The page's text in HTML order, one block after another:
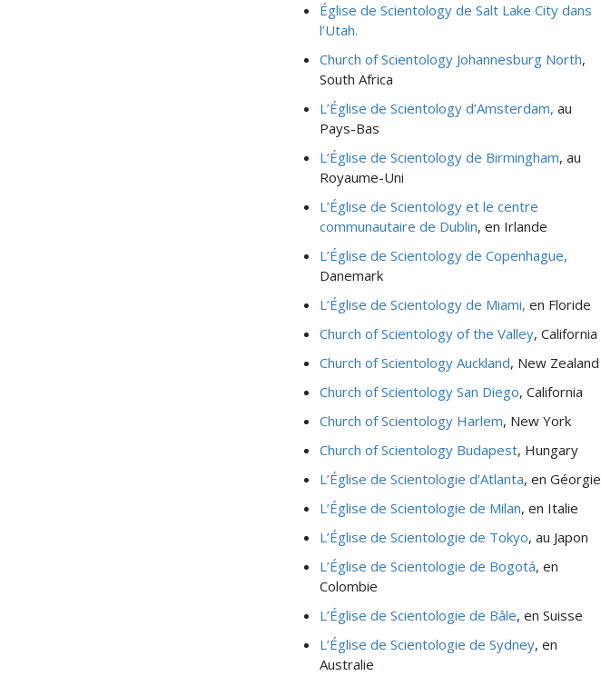
Église de Scientology de Salt Lake City dans
l’Utah.
Church of Scientology Johannesburg North,
South Africa
L’Église de Scientology d’Amsterdam, au
Pays-Bas
L’Église de Scientology de Birmingham, au
Royaume-Uni
L’Église de Scientology et le centre
communautaire de Dublin, en Irlande
L’Église de Scientology de Copenhague,
Danemark
L’Église de Scientology de Miami, en Floride
Church of Scientology of the Valley, California
Church of Scientology Auckland, New Zealand
Church of Scientology San Diego, California
Church of Scientology Harlem, New York
Church of Scientology Budapest, Hungary
L’Église de Scientologie d’Atlanta, en Géorgie
L’Église de Scientologie de Milan, en Italie
L’Église de Scientologie de Tokyo, au Japon
L’Église de Scientologie de Bogotá, en
Colombie
L’Église de Scientologie de Bâle, en Suisse
L’Église de Scientologie de Sydney, en
Australie